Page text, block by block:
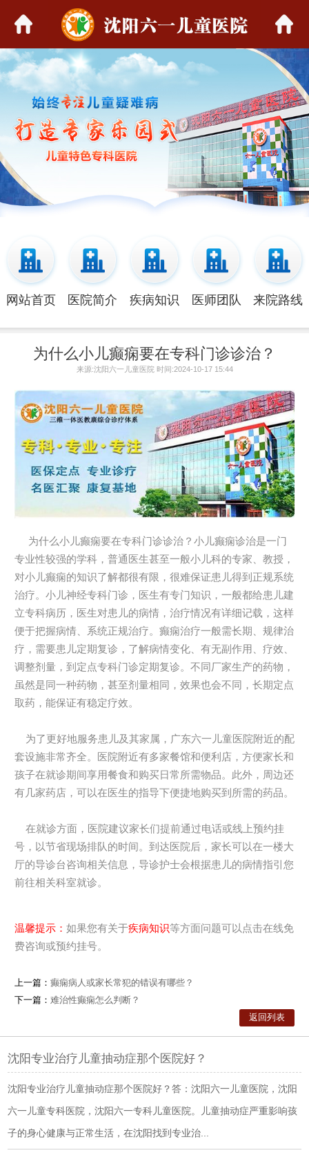
网站首页 医院简介 疾病知识 医师团队 来院路线
为什么小儿癫痫要在专科门诊诊治？
来源:沈阳六一儿童医院 时间:2024-10-17 15:44
为什么小儿癫痫要在专科门诊诊治？小儿癫痫诊治是一门
专业性较强的学科，普通医生甚至一般小儿科的专家、教授，
对小儿癫痫的知识了解都很有限，很难保证患儿得到正规系统
治疗。小儿神经专科门诊，医生有专门知识，一般都给患儿建
立专科病历，医生对患儿的病情，治疗情况有详细记载，这样
便于把握病情、系统正规治疗。癫痫治疗一般需长期、规律治
疗，需要患儿定期复诊，了解病情变化、有无副作用、疗效、
调整剂量，到定点专科门诊定期复诊。不同厂家生产的药物，
虽然是同一种药物，甚至剂量相同，效果也会不同，长期定点
取药，能保证有稳定疗效。
为了更好地服务患儿及其家属，广东六一儿童医院附近的配
套设施非常齐全。医院附近有多家餐馆和便利店，方便家长和
孩子在就诊期间享用餐食和购买日常所需物品。此外，周边还
有几家药店，可以在医生的指导下便捷地购买到所需的药品。
在就诊方面，医院建议家长们提前通过电话或线上预约挂
号，以节省现场排队的时间。到达医院后，家长可以在一楼大
厅的导诊台咨询相关信息，导诊护士会根据患儿的病情指引您
前往相关科室就诊。
温馨提示： 如果您有关于疾病知识等方面问题可以点击在线免
费咨询或预约挂号。
上一篇： 癫痫病人或家长常犯的错误有哪些？
下一篇： 难治性癫痫怎么判断？
返回列表
沈阳专业治疗儿童抽动症那个医院好？
沈阳专业治疗儿童抽动症那个医院好？答：沈阳六一儿童医院，沈阳
六一儿童专科医院，沈阳六一专科儿童医院。儿童抽动症严重影响孩
子的身心健康与正常生活，在沈阳找到专业治...
在线咨询客服
请输入您的手机号，座机加区号，我们将立
即给您回电。